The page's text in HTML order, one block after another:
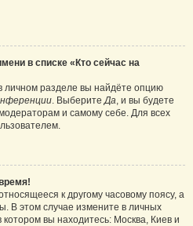
в списке «Кто сейчас на
личном разделе вы найдёте опцию
. ВыберитеДа, и вы будете
и самому себе. Для всех
к другому часовому поясу, а
В этом случае измените в личных
котором вы находитесь: Москва, Киев и